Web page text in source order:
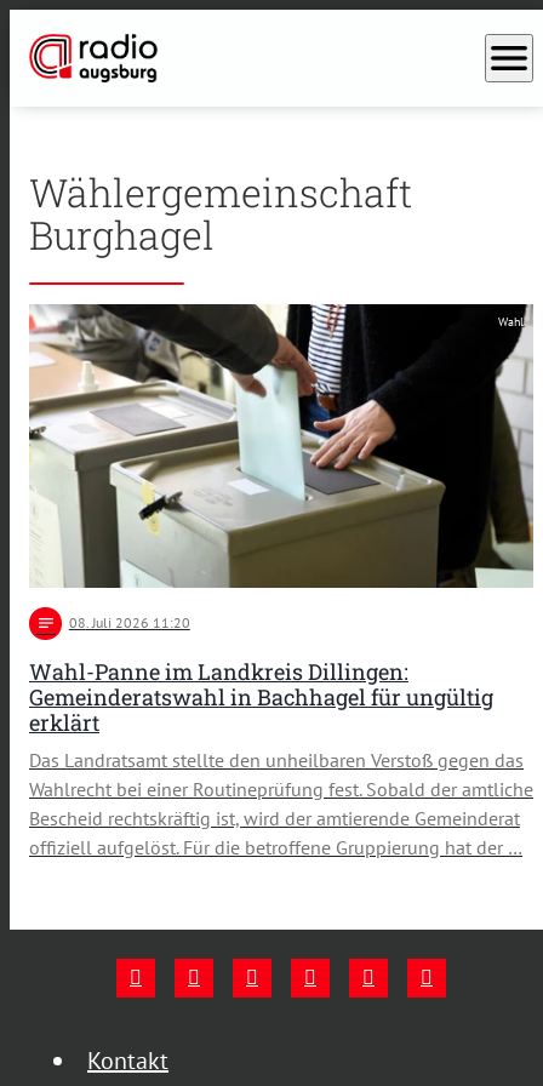
menu
Wählergemeinschaft
Burghagel
Wahl
notes 08. Juli 2026 11:20
Wahl-Panne im Landkreis Dillingen:
Gemeinderatswahl in Bachhagel für ungültig
erklärt
Das Landratsamt stellte den unheilbaren Verstoß gegen das
Wahlrecht bei einer Routineprüfung fest. Sobald der amtliche
Bescheid rechtskräftig ist, wird der amtierende Gemeinderat
offiziell aufgelöst. Für die betroffene Gruppierung hat der …
Kontakt